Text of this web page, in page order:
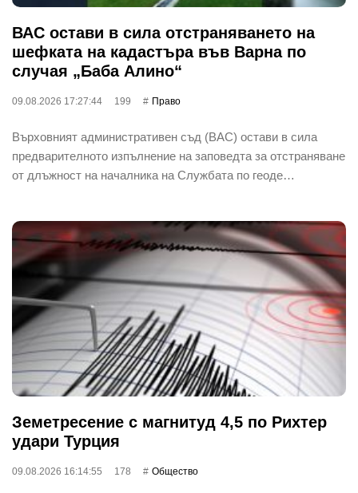
ВАС остави в сила отстраняването на
шефката на кадастъра във Варна по
случая „Баба Алино“
09.08.2026 17:27:44 199 Право
Върховният административен съд (ВАС) остави в сила
предварителното изпълнение на заповедта за отстраняване
от длъжност на началника на Службата по геоде…
Земетресение с магнитуд 4,5 по Рихтер
удари Турция
09.08.2026 16:14:55 178 Общество